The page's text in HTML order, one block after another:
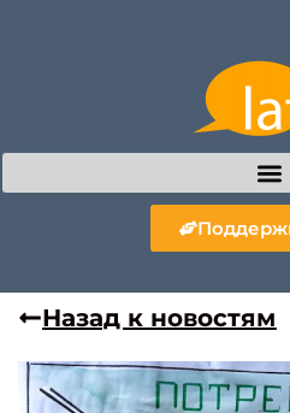
Назад к новостям